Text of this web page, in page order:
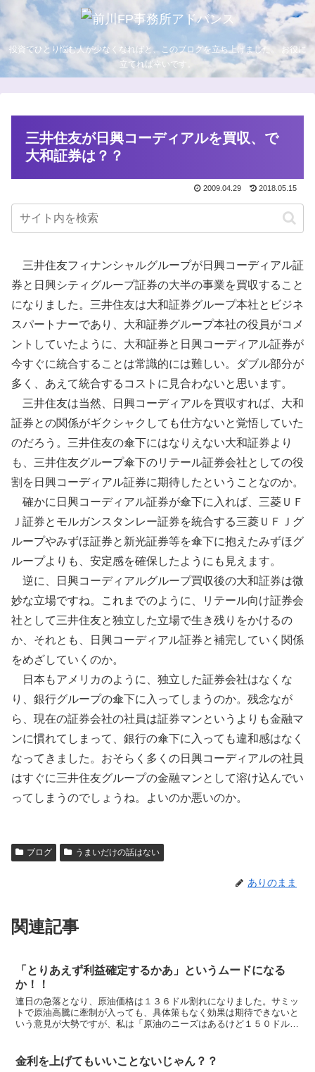
投資でひとり悩む人が少なくなればと、このブログを立ち上げました。 お役に
立てれば幸いです。
三井住友が日興コーディアルを買収、で
大和証券は？？
2009.04.29 2018.05.15
三井住友フィナンシャルグループが日興コーディアル証
券と日興シティグループ証券の大半の事業を買収すること
になりました。三井住友は大和証券グループ本社とビジネ
スパートナーであり、大和証券グループ本社の役員がコメ
ントしていたように、大和証券と日興コーディアル証券が
今すぐに統合することは常識的には難しい。ダブル部分が
多く、あえて統合するコストに見合わないと思います。
三井住友は当然、日興コーディアルを買収すれば、大和
証券との関係がギクシャクしても仕方ないと覚悟していた
のだろう。三井住友の傘下にはなりえない大和証券より
も、三井住友グループ傘下のリテール証券会社としての役
割を日興コーディアル証券に期待したということなのか。
確かに日興コーディアル証券が傘下に入れば、三菱ＵＦ
Ｊ証券とモルガンスタンレー証券を統合する三菱ＵＦＪグ
ループやみずほ証券と新光証券等を傘下に抱えたみずほグ
ループよりも、安定感を確保したようにも見えます。
逆に、日興コーディアルグループ買収後の大和証券は微
妙な立場ですね。これまでのように、リテール向け証券会
社として三井住友と独立した立場で生き残りをかけるの
か、それとも、日興コーディアル証券と補完していく関係
をめざしていくのか。
日本もアメリカのように、独立した証券会社はなくな
り、銀行グループの傘下に入ってしまうのか。残念なが
ら、現在の証券会社の社員は証券マンというよりも金融マ
ンに慣れてしまって、銀行の傘下に入っても違和感はなく
なってきました。おそらく多くの日興コーディアルの社員
はすぐに三井住友グループの金融マンとして溶け込んでい
ってしまうのでしょうね。よいのか悪いのか。
ブログ うまいだけの話はない
ありのまま
関連記事
「とりあえず利益確定するかあ」というムードになる
か！！
連日の急落となり、原油価格は１３６ドル割れになりました。サミッ
トで原油高騰に牽制が入っても、具体策もなく効果は期待できないと
いう意見が大勢ですが、私は「原油のニーズはあるけど１５０ドルの
金利を上げてもいいことないじゃん？？